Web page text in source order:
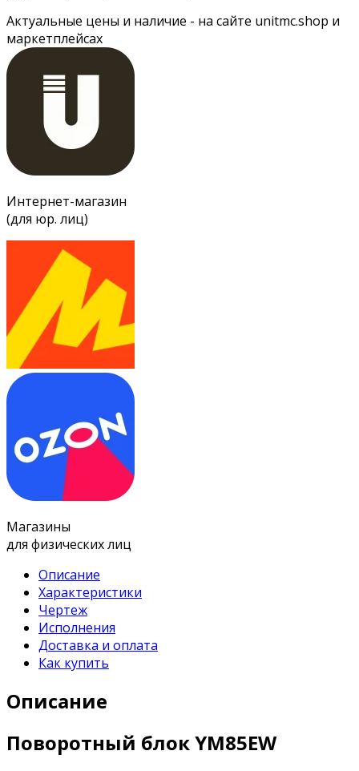
Актуальные цены и наличие - на сайте unitmc.shop и
маркетплейсах
Интернет-магазин
(для юр. лиц)
Магазины
для физических лиц
Описание
Характеристики
Чертеж
Исполнения
Доставка и оплата
Как купить
Описание
Поворотный блок YM85EW